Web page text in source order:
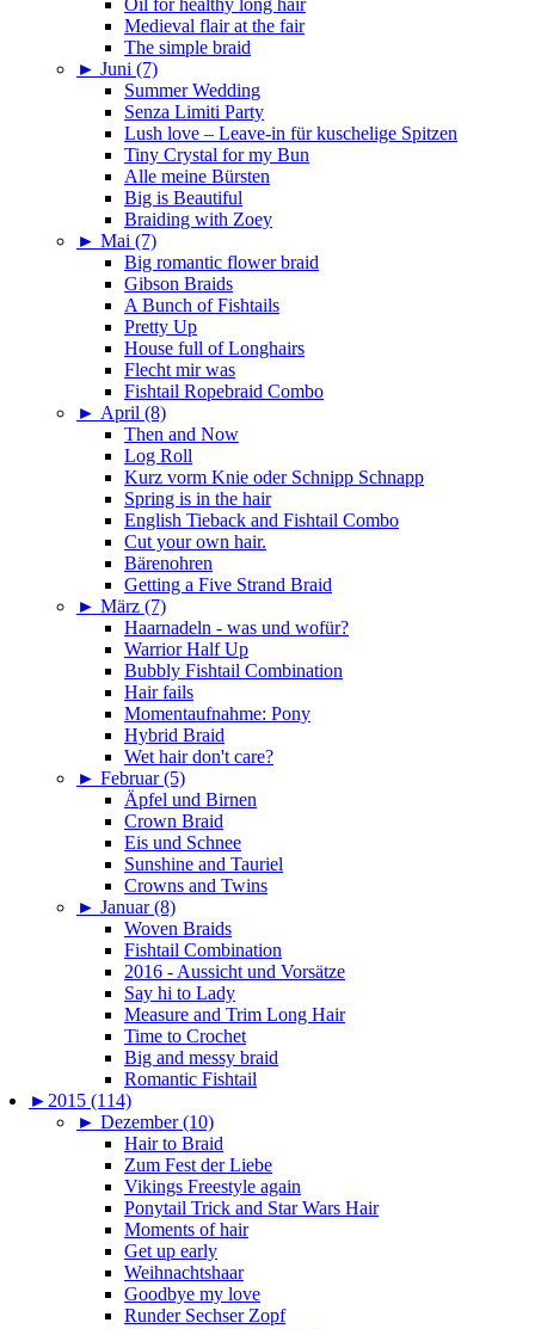
Oil for healthy long hair
Medieval flair at the fair
The simple braid
► Juni (7)
Summer Wedding
Senza Limiti Party
Lush love – Leave-in für kuschelige Spitzen
Tiny Crystal for my Bun
Alle meine Bürsten
Big is Beautiful
Braiding with Zoey
► Mai (7)
Big romantic flower braid
Gibson Braids
A Bunch of Fishtails
Pretty Up
House full of Longhairs
Flecht mir was
Fishtail Ropebraid Combo
► April (8)
Then and Now
Log Roll
Kurz vorm Knie oder Schnipp Schnapp
Spring is in the hair
English Tieback and Fishtail Combo
Cut your own hair.
Bärenohren
Getting a Five Strand Braid
► März (7)
Haarnadeln - was und wofür?
Warrior Half Up
Bubbly Fishtail Combination
Hair fails
Momentaufnahme: Pony
Hybrid Braid
Wet hair don't care?
► Februar (5)
Äpfel und Birnen
Crown Braid
Eis und Schnee
Sunshine and Tauriel
Crowns and Twins
► Januar (8)
Woven Braids
Fishtail Combination
2016 - Aussicht und Vorsätze
Say hi to Lady
Measure and Trim Long Hair
Time to Crochet
Big and messy braid
Romantic Fishtail
► 2015 (114)
► Dezember (10)
Hair to Braid
Zum Fest der Liebe
Vikings Freestyle again
Ponytail Trick and Star Wars Hair
Moments of hair
Get up early
Weihnachtshaar
Goodbye my love
Runder Sechser Zopf